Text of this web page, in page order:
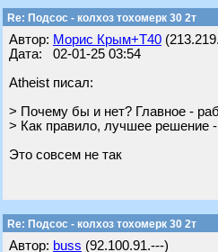
Re: Подсос - колхоз тохомерк 30 2т
Автор: Морис Крым+Т40
Дата: 02-01-25 03:54
Atheist писал:
> Почему бы и нет? Главное -
> Как правило, лучшее решение
Это совсем не так
Re: Подсос - колхоз тохомерк 30 2т
Автор: buss (92.100.91.---)